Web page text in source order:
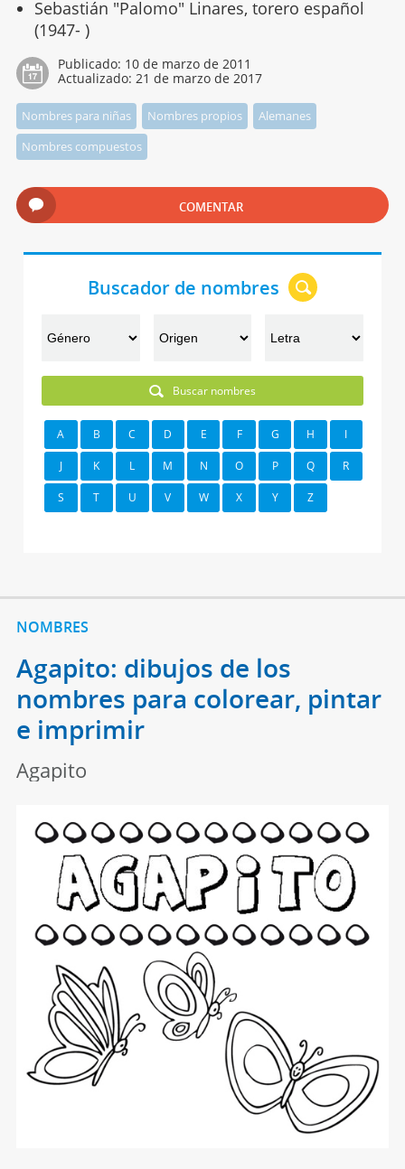
Sebastián "Palomo" Linares, torero español
(1947- )
Publicado: 10 de marzo de 2011
Actualizado: 21 de marzo de 2017
Nombres para niñas Nombres propios
Alemanes
Nombres compuestos
COMENTAR
Buscador de nombres
Buscar nombres
A B C D E F G H I
J K L M N O P Q R
S T U V W X Y Z
NOMBRES
Agapito: dibujos de los
nombres para colorear, pintar
e imprimir
Agapito